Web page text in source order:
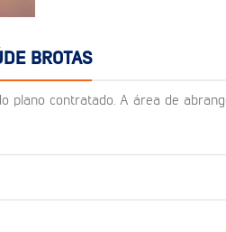
BROTAS
plano contratado. A área de